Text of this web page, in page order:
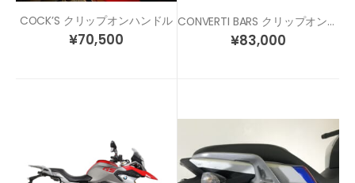
COCK’S クリップオンハンドル
¥70,500
CONVERTI BARS クリップオンハンドル 各サイズ/各色
¥83,000